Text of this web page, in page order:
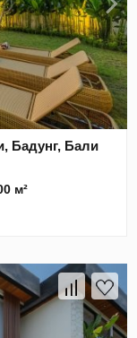
Бадунг, Бали
м²